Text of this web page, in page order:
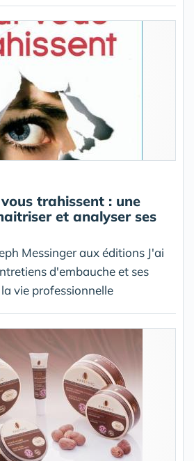
trahissent : une
et analyser ses
Messinger aux éditions J'ai
d'embauche et ses
vie professionnelle